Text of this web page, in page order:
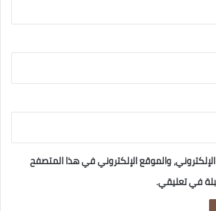
والموقع الإلكتروني في هذا المتصفح
في تعليقي.